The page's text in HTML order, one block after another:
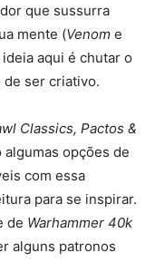
que sussurra
mente (Venom e
aqui é chutar o
de ser criativo.
Classics, Pactos &
algumas opções de
com essa
para se inspirar.
de Warhammer 40k
alguns patronos